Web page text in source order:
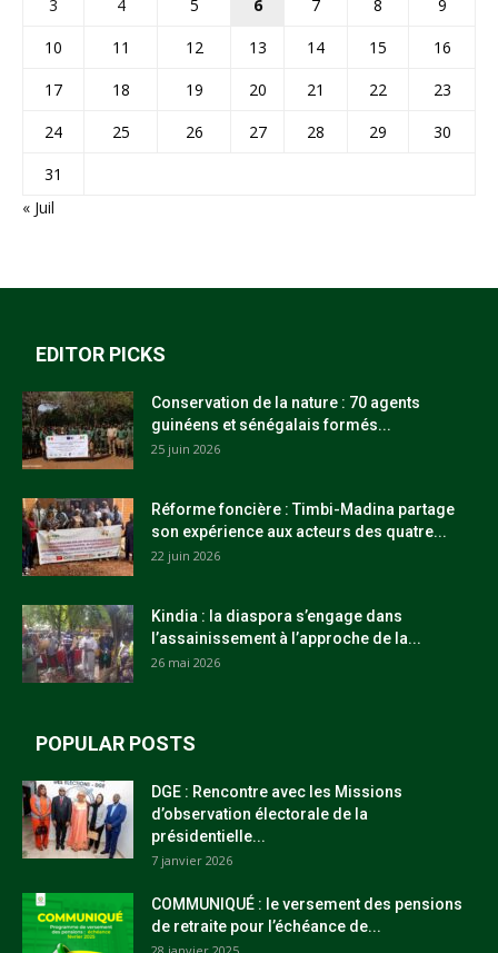
3
4 5 6 7 8
9
10
11 12 13 14 15
16
17
18 19 20 21 22
23
24
25 26 27 28 29
30
31
« Juil
EDITOR PICKS
Conservation de la nature : 70 agents
guinéens et sénégalais formés...
25 juin 2026
Réforme foncière : Timbi-Madina partage
son expérience aux acteurs des quatre...
22 juin 2026
Kindia : la diaspora s’engage dans
l’assainissement à l’approche de la...
26 mai 2026
POPULAR POSTS
DGE : Rencontre avec les Missions
d’observation électorale de la
présidentielle...
7 janvier 2026
COMMUNIQUÉ : le versement des pensions
de retraite pour l’échéance de...
28 janvier 2025